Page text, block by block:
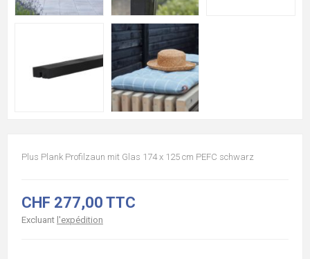
Plus Plank Profilzaun mit Glas 174 x 125 cm PEFC schwarz
CHF 277,00 TTC
Excluant l'expédition